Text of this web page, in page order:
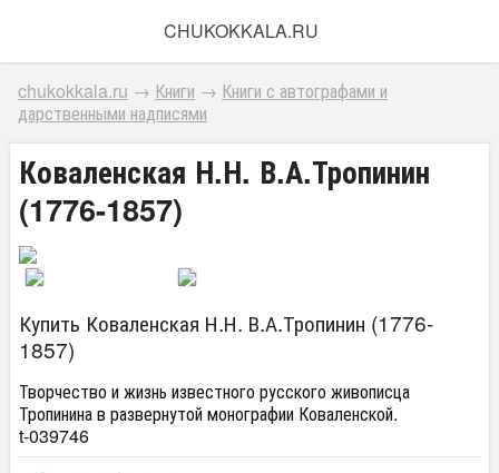
CHUKOKKALA.RU
chukokkala.ru → Книги → Книги с автографами и
дарственными надписями
Коваленская Н.Н. В.А.Тропинин
(1776-1857)
Купить Коваленская Н.Н. В.А.Тропинин (1776-
1857)
Творчество и жизнь известного русского живописца
Тропинина в развернутой монографии Коваленской.
t-039746